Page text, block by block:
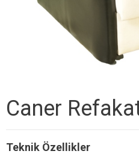
Caner
Teknik Özellikler